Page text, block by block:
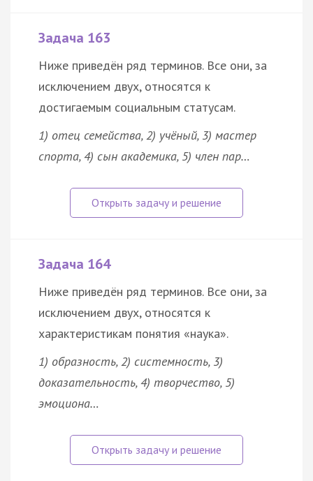
Задача 163
Ниже приведён ряд терминов. Все они, за
исключением двух, относятся к
достигаемым социальным статусам.
1) отец семейства, 2) учёный, 3) мастер
спорта, 4) сын академика, 5) член пар…
Задача 164
Ниже приведён ряд терминов. Все они, за
исключением двух, относятся к
характеристикам понятия «наука».
1) образность, 2) системность, 3)
доказательность, 4) творчество, 5)
эмоциона…